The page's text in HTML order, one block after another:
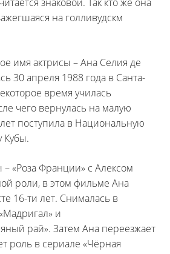
на голливудскм
имя актрисы – Ана Селия де
30 апреля 1988 года в Санта-
время училась
чего вернулась на малую
поступила в Национальную
Кубы.
«Роза Франции» с Алексом
роли, в этом фильме Ана
16-ти лет. Снималась в
и
рай». Затем Ана переезжает
роль в сериале «Чёрная